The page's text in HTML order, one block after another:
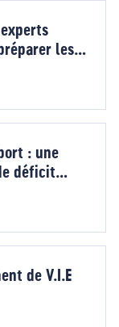
les
: une
déficit
de V.I.E